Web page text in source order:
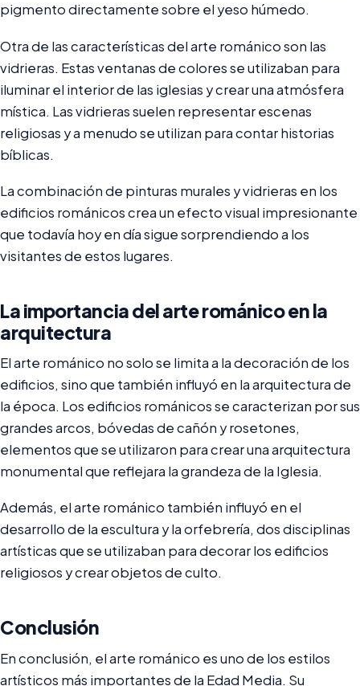
pigmento directamente sobre el yeso húmedo.
Otra de las características del arte románico son las
vidrieras. Estas ventanas de colores se utilizaban para
iluminar el interior de las iglesias y crear una atmósfera
mística. Las vidrieras suelen representar escenas
religiosas y a menudo se utilizan para contar historias
bíblicas.
La combinación de pinturas murales y vidrieras en los
edificios románicos crea un efecto visual impresionante
que todavía hoy en día sigue sorprendiendo a los
visitantes de estos lugares.
La importancia del arte románico en la
arquitectura
El arte románico no solo se limita a la decoración de los
edificios, sino que también influyó en la arquitectura de
la época. Los edificios románicos se caracterizan por sus
grandes arcos, bóvedas de cañón y rosetones,
elementos que se utilizaron para crear una arquitectura
monumental que reflejara la grandeza de la Iglesia.
Además, el arte románico también influyó en el
desarrollo de la escultura y la orfebrería, dos disciplinas
artísticas que se utilizaban para decorar los edificios
religiosos y crear objetos de culto.
Conclusión
En conclusión, el arte románico es uno de los estilos
artísticos más importantes de la Edad Media. Su